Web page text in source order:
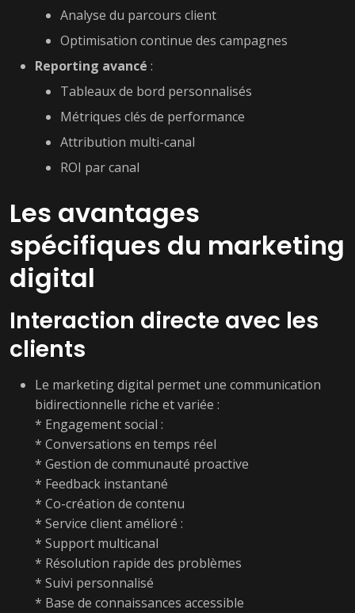
Analyse du parcours client
Optimisation continue des campagnes
Reporting avancé :
Tableaux de bord personnalisés
Métriques clés de performance
Attribution multi-canal
ROI par canal
Les avantages
spécifiques du marketing
digital
Interaction directe avec les
clients
Le marketing digital permet une communication
bidirectionnelle riche et variée :
* Engagement social :
* Conversations en temps réel
* Gestion de communauté proactive
* Feedback instantané
* Co-création de contenu
* Service client amélioré :
* Support multicanal
* Résolution rapide des problèmes
* Suivi personnalisé
* Base de connaissances accessible